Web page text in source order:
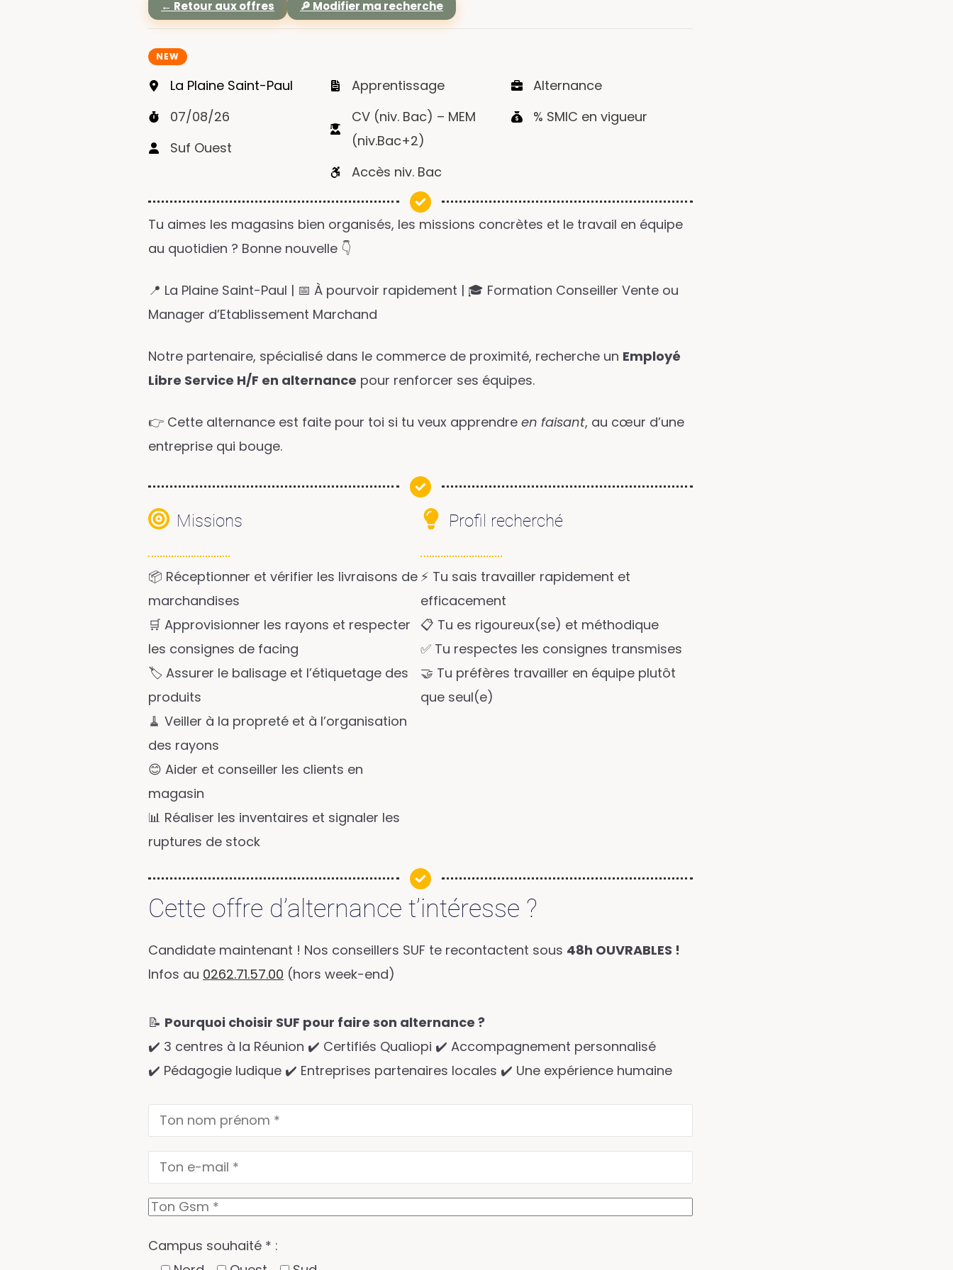
← Retour aux offres 🔎 Modifier ma recherche
NEW
La Plaine Saint-Paul
07/08/26
Suf Ouest
Apprentissage
CV (niv. Bac) – MEM
(niv.Bac+2)
Accès niv. Bac
Alternance
% SMIC en vigueur
Tu aimes les magasins bien organisés, les missions concrètes et le travail en équipe
au quotidien ? Bonne nouvelle 👇
📍 La Plaine Saint-Paul | 📅 À pourvoir rapidement | 🎓 Formation Conseiller Vente ou
Manager d’Etablissement Marchand
Notre partenaire, spécialisé dans le commerce de proximité, recherche un Employé
Libre Service H/F en alternance pour renforcer ses équipes.
👉 Cette alternance est faite pour toi si tu veux apprendre en faisant, au cœur d’une
entreprise qui bouge.
Missions
📦 Réceptionner et vérifier les livraisons de
marchandises
🛒 Approvisionner les rayons et respecter
les consignes de facing
🏷️ Assurer le balisage et l’étiquetage des
produits
🧹 Veiller à la propreté et à l’organisation
des rayons
😊 Aider et conseiller les clients en
magasin
📊 Réaliser les inventaires et signaler les
ruptures de stock
Profil recherché
⚡ Tu sais travailler rapidement et
efficacement
📋 Tu es rigoureux(se) et méthodique
✅ Tu respectes les consignes transmises
🤝 Tu préfères travailler en équipe plutôt
que seul(e)
Cette offre d’alternance t’intéresse ?
Candidate maintenant ! Nos conseillers SUF te recontactent sous 48h OUVRABLES !
Infos au 0262.71.57.00 (hors week-end)
📝 Pourquoi choisir SUF pour faire son alternance ?
✔️ 3 centres à la Réunion ✔️ Certifiés Qualiopi ✔️ Accompagnement personnalisé
✔️ Pédagogie ludique ✔️ Entreprises partenaires locales ✔️ Une expérience humaine
Campus souhaité * :